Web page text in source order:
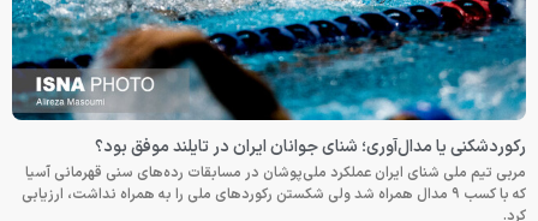
رکوردشکنی یا مدال‌آوری؛ شنای جوانان ایران در تایلند موفق بود؟
مربی تیم ملی شنای ایران عملکرد ملی‌پوشان در مسابقات رده‌های سنی قهرمانی آسیا
که با کسب ۹ مدال همراه شد ولی شکستن رکوردهای ملی را به همراه نداشت، ارزیابی
کرد.